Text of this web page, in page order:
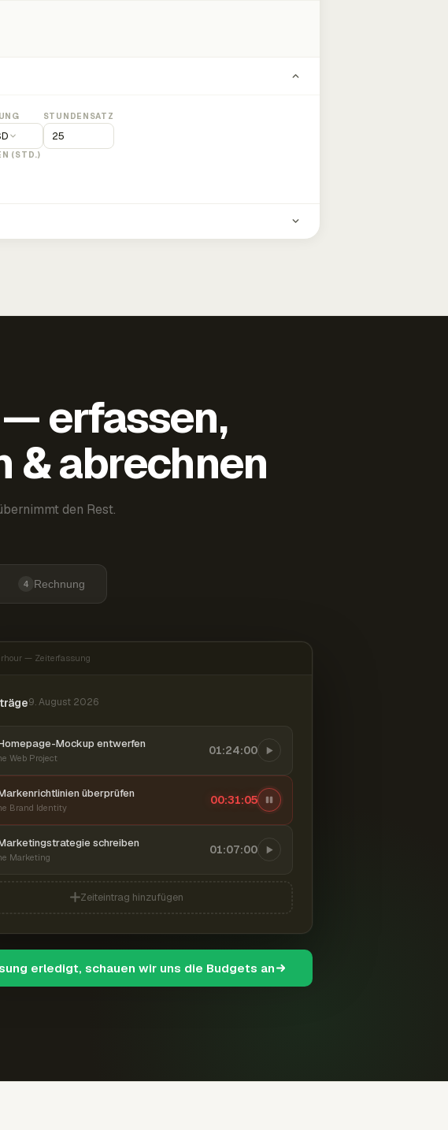
STUNDENSATZ
(STD.)
erfassen,
& abrechnen
den Rest.
4 Rechnung
— Zeiterfassung
9. August 2026
Mockup entwerfen
Web Project
01:24:00
überprüfen
Brand Identity
00:31:06
schreiben
Marketing
01:07:00
Zeiteintrag hinzufügen
erledigt, schauen wir uns die Budgets an